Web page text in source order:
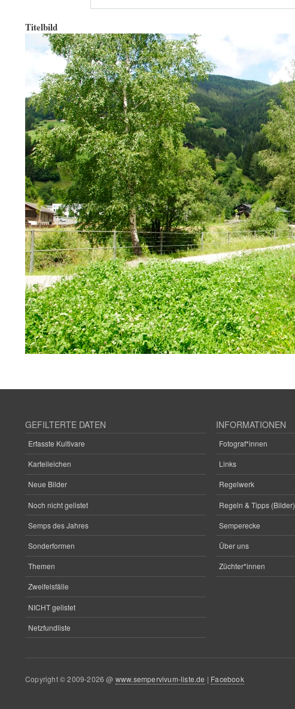
Titelbild
GEFILTERTE DATEN
Erfasste Kultivare
Karteileichen
Neue Bilder
Noch nicht gelistet
Semps des Jahres
Sonderformen
Themen
Zweifelsfälle
NICHT gelistet
Netzfundliste
INFORMATIONEN
Fotograf*innen
Links
Regelwerk
Regeln & Tipps (Bilder)
Semperecke
Über uns
Züchter*innen
Copyright © 2009-2026 @ www.sempervivum-liste.de | Facebook